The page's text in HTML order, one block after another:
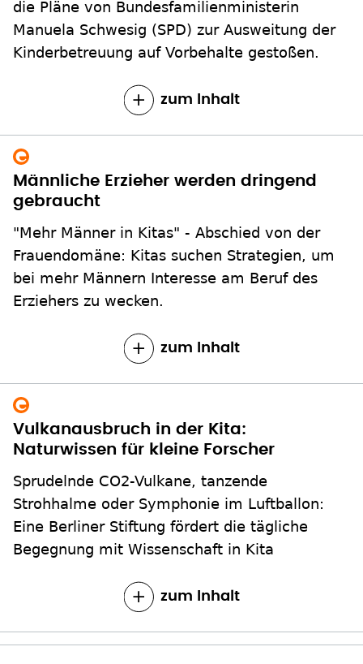
die Pläne von Bundesfamilienministerin
Manuela Schwesig (SPD) zur Ausweitung der
Kinderbetreuung auf Vorbehalte gestoßen.
zum Inhalt
Männliche Erzieher werden dringend
gebraucht
"Mehr Männer in Kitas" - Abschied von der
Frauendomäne: Kitas suchen Strategien, um
bei mehr Männern Interesse am Beruf des
Erziehers zu wecken.
zum Inhalt
Vulkanausbruch in der Kita:
Naturwissen für kleine Forscher
Sprudelnde CO2-Vulkane, tanzende
Strohhalme oder Symphonie im Luftballon:
Eine Berliner Stiftung fördert die tägliche
Begegnung mit Wissenschaft in Kita
zum Inhalt